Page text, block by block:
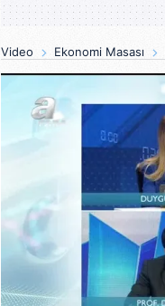
Video Ekonomi Masası